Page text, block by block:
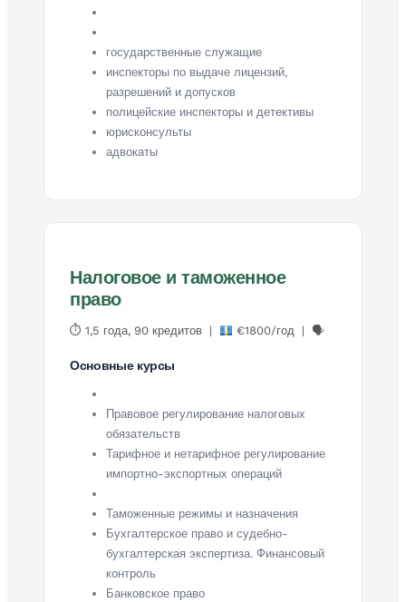
государственные служащие
инспекторы по выдаче лицензий,
разрешений и допусков
полицейские инспекторы и детективы
юрисконсульты
адвокаты
Налоговое и таможенное
право
⏱ 1,5 года, 90 кредитов | €1800/год | 🗣
Основные курсы
Правовое регулирование налоговых
обязательств
Тарифное и нетарифное регулирование
импортно-экспортных операций
Таможенные режимы и назначения
Бухгалтерское право и судебно-
бухгалтерская экспертиза. Финансовый
контроль
Банковское право